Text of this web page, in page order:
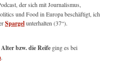
der sich mit Journalismus,
und Food in Europa beschäftigt, ich
Spargelunterhalten (37“).
bzw. die Reife ging es bei
.